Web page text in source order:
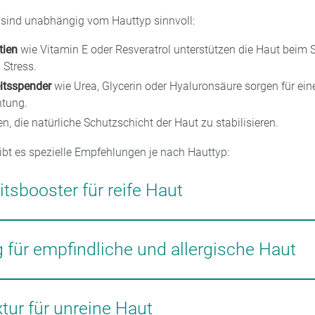
unabhängig vom Hauttyp sinnvoll:
wie Vitamin E oder Resveratrol unterstützen die Haut beim
wie Urea, Glycerin oder Hyaluronsäure sorgen für
die natürliche Schutzschicht der Haut zu stabilisieren.
es spezielle Empfehlungen je nach Hauttyp:
für reife Haut
wenn zusätzlich eine Anti-Aging-Wirkung gewünscht ist,
wieRetinol, Coenzym Q10 oder Algenextrakten. Sie
die Kollagenbildung und tragen dazu bei, die Hautstruktur
dadurch gemildert werden. Retinol sollte jedoch
empfindlicher Haut anfangs Irritationen auslösen kann.
für empfindliche und allergische Haut
oder Allergien neigt, sollteCremes ohne Alkohol und
Stern Apotheke sind spezielle Nachtcremes erhältlich, die die
für unreine Haut